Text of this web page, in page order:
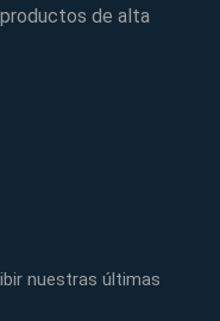
de alta
nuestras últimas